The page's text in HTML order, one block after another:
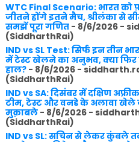
WTC Final Scenario: भारत
जीतने होंगे इतने मैच, श्रीलंका से
समझें पूरा गणित- 8/6/2026-
(SiddharthRai)
IND vs SL Test: सिर्फ इन तीन
में टेस्ट खेलने का अनुभव, क्या फिर
हाल?- 8/6/2026-
(SiddharthRai)
IND vs SA: दिसंबर में दक्षिण
टीम, टेस्ट और वनडे के अलावा खेले
मुक़ाबले- 8/6/2026-
(SiddharthRai)
IND vs SL: सचिन से लेकर कुंबले